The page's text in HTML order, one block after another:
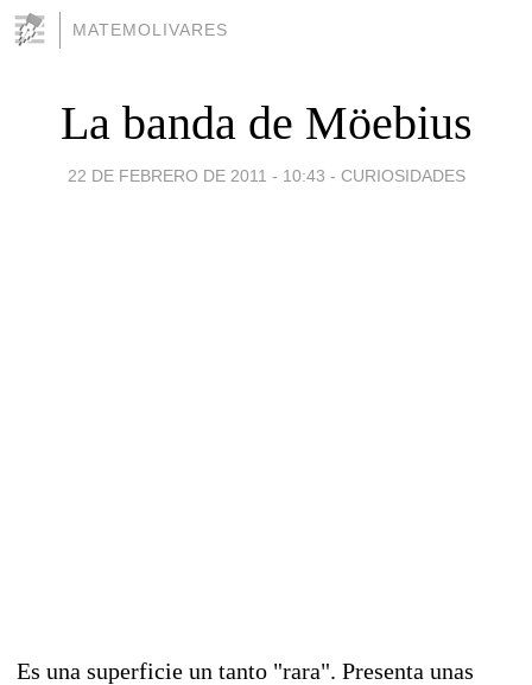
MATEMOLIVARES
La banda de Möebius
22 DE FEBRERO DE 2011 - 10:43 - CURIOSIDADES
Es una superficie un tanto "rara". Presenta unas